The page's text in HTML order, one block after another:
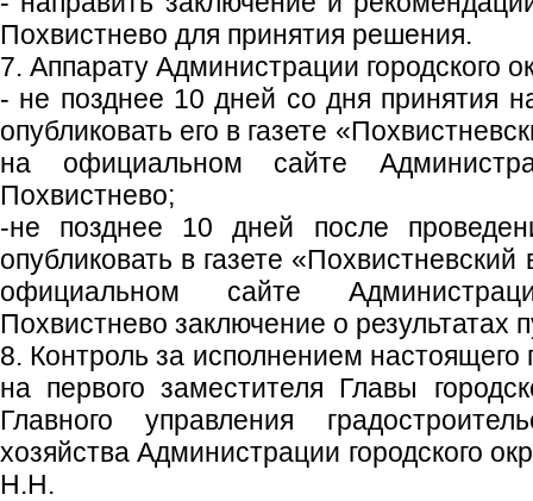
Похвистнево для принятия решения.
7. Аппарату Администрации городского
- не позднее 10 дней со дня принятия
опубликовать его в газете
на официальном сайте
Похвистнево;
-не позднее 10 дней после
опубликовать в газете
официальном сайте
Похвистнево заключение о результатах
8. Контроль за исполнением настоящего
на первого заместителя Главы
Главного управления
хозяйства Администрации городского
Н.Н.